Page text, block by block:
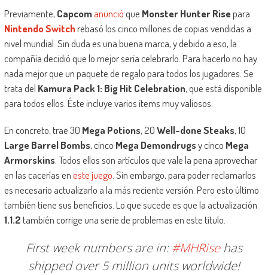
Previamente, Capcom anuncióque Monster Hunter Risepara
Nintendo Switchrebasó los cinco millones de copias vendidas a
nivel mundial. Sin duda es una buena marca, y debido a eso, la
compañía decidió que lo mejor sería celebrarlo. Para hacerlo no hay
nada mejor que un paquete de regalo para todos los jugadores. Se
trata del Kamura Pack 1: Big Hit Celebration, que está disponible
para todos ellos. Éste incluye varios ítems muy valiosos.
En concreto, trae 30 Mega Potions, 20Well-done Steaks, 10
Large Barrel Bombs, cinco Mega Demondrugsy cinco Mega
Armorskins. Todos ellos son artículos que vale la pena aprovechar
en las cacerías eneste juego . Sin embargo, para poder reclamarlos
es necesario actualizarlo a la más reciente versión. Pero esto último
también tiene sus beneficios. Lo que sucede es que la actualización
1.1.2también corrige una serie de problemas en este título.
First week numbers are in:#MHRisehas
shipped over 5 million units worldwide!